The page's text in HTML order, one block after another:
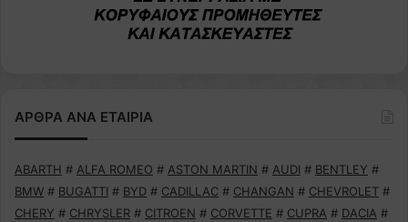
ΑΡΘΡΑ ΑΝΑ ΕΤΑΙΡΙΑ
ABARTH # ALFA ROMEO # ASTON MARTIN # AUDI # BENTLEY #
BMW # BUGATTI # BYD # CADILLAC # CHANGAN # CHEVROLET #
CHERY # CHRYSLER # CITROEN # CORVETTE # CUPRA # DACIA #